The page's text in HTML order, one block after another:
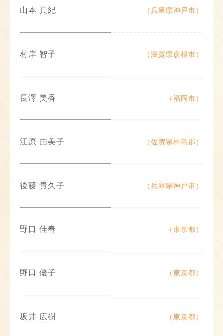
山本 真紀 （兵庫県神戸市）
村岸 智子 （滋賀県彦根市）
長澤 美香 （福岡市）
江原 由美子 （佐賀県杵島郡）
後藤 貴久子 （兵庫県神戸市）
野口 佳春 （東京都）
野口 優子 （東京都）
坂井 広樹 （東京都）